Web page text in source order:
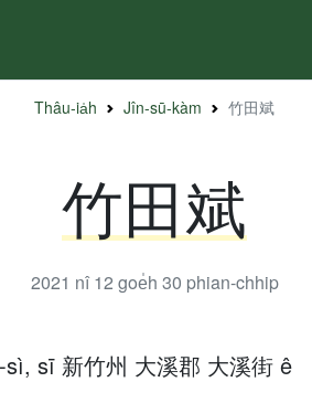
Thâu-ia̍h Jîn-sū-kàm 竹田斌
竹田斌
2021 nî 12 goe̍h 30 phian-chhip
sī 新竹州 大溪郡 大溪街 ê